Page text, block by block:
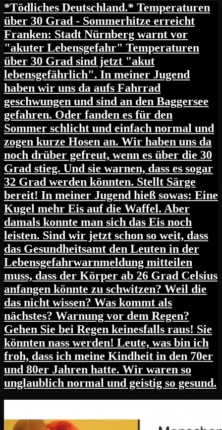
*Tödliches Deutschland.* Temperaturen
über 30 Grad - Sommerhitze erreicht
Franken: Stadt Nürnberg warnt vor
"akuter Lebensgefahr" Temperaturen
über 30 Grad sind jetzt "akut
lebensgefährlich". In meiner Jugend
haben wir uns da aufs Fahrrad
geschwungen und sind an den Baggersee
gefahren. Oder fanden es für den
Sommer schlicht und einfach normal und
zogen kurze Hosen an. Wir haben uns da
noch drüber gefreut, wenn es über die 30
Grad stieg. Und sie warnen, dass es sogar
32 Grad werden könnten. Stellt Särge
bereit! In meiner Jugend hieß sowas: Eine
Kugel mehr Eis auf die Waffel. Aber
damals konnte man sich das Eis noch
leisten. Sind wir jetzt schon so weit, dass
das Gesundheitsamt den Leuten in der
Lebensgefahrwarnmeldung mitteilen
muss, dass der Körper ab 26 Grad Celsius
anfangen könnte zu schwitzen? Weil die
das nicht wissen? Was kommt als
nächstes? Warnung vor dem Regen?
Gehen Sie bei Regen keinesfalls raus! Sie
könnten nass werden! Leute, was bin ich
froh, dass ich meine Kindheit in den 70er
und 80er Jahren hatte. Wir waren so
unglaublich normal und geistig so gesund.